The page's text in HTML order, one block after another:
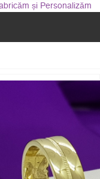
și Personalizăm